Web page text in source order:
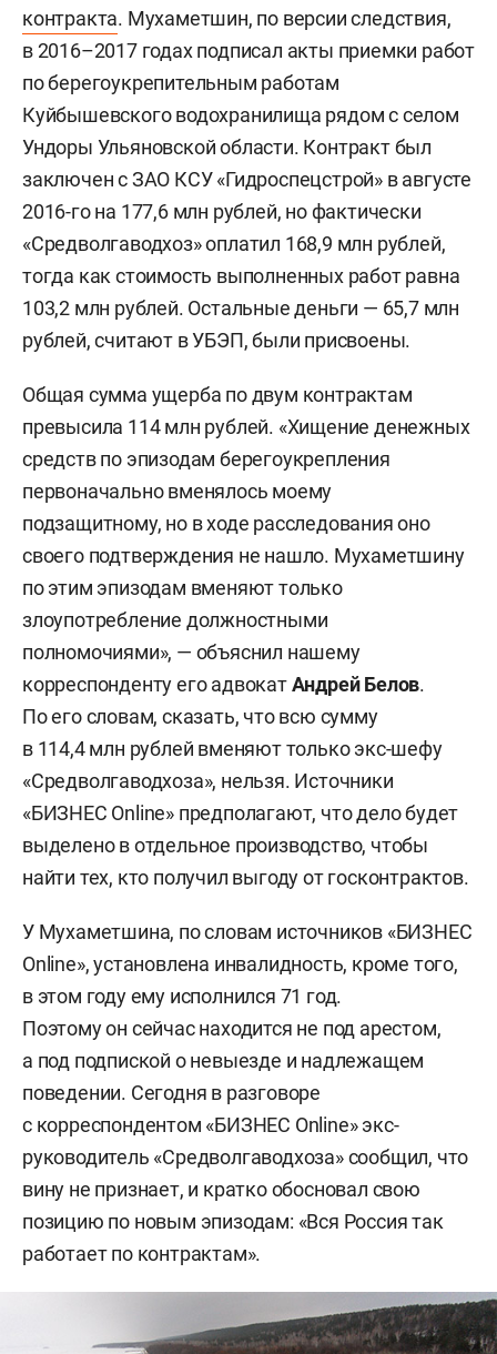
контракта. Мухаметшин, по версии следствия,
в 2016–2017 годах подписал акты приемки работ
по берегоукрепительным работам
Куйбышевского водохранилища рядом с селом
Ундоры Ульяновской области. Контракт был
заключен с ЗАО КСУ «Гидроспецстрой» в августе
2016-го на 177,6 млн рублей, но фактически
«Средволгаводхоз» оплатил 168,9 млн рублей,
тогда как стоимость выполненных работ равна
103,2 млн рублей. Остальные деньги — 65,7 млн
рублей, считают в УБЭП, были присвоены.
Общая сумма ущерба по двум контрактам
превысила 114 млн рублей. «Хищение денежных
средств по эпизодам берегоукрепления
первоначально вменялось моему
подзащитному, но в ходе расследования оно
своего подтверждения не нашло. Мухаметшину
по этим эпизодам вменяют только
злоупотребление должностными
полномочиями», — объяснил нашему
корреспонденту его адвокатАндрей Белов.
По его словам, сказать, что всю сумму
в 114,4 млн рублей вменяют только экс-шефу
«Средволгаводхоза», нельзя. Источники
«БИЗНЕС Online» предполагают, что дело будет
выделено в отдельное производство, чтобы
найти тех, кто получил выгоду от госконтрактов.
У Мухаметшина, по словам источников «БИЗНЕС
Online», установлена инвалидность, кроме того,
в этом году ему исполнился 71 год.
Поэтому он сейчас находится не под арестом,
а под подпиской о невыезде и надлежащем
поведении. Сегодня в разговоре
с корреспондентом «БИЗНЕС Online» экс-
руководитель «Средволгаводхоза» сообщил, что
вину не признает, и кратко обосновал свою
позицию по новым эпизодам: «Вся Россия так
работает по контрактам».